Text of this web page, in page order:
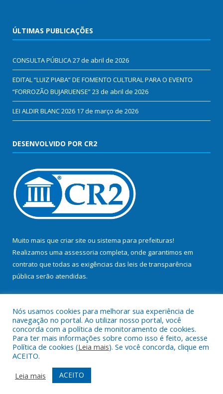
ÚLTIMAS PUBLICAÇÕES
CONSULTA PÚBLICA27 de abril de 2026
EDITAL “LUIZ PIABA” DE FOMENTO CULTURAL PARA O EVENTO
“FORROZÃO BUJARUENSE”23 de abril de 2026
LEI ALDIR BLANC 2026 17 de março de 2026
DESENVOLVIDO POR CR2
Muito mais que criar site ou sistema para prefeituras!
Realizamos uma assessoria completa, onde garantimos em
contrato que todas as exigências das leis de transparência
pública serão atendidas.
Todos os direitos reservados a Prefeitura Municipal de Bujaru.
Mapa do Site
Acessar Área Administrativa
Acessar Webmail
Nós usamos cookies para melhorar sua experiência de
navegação no portal. Ao utilizar nosso portal, você
concorda com a política de monitoramento de cookies.
Para ter mais informações sobre como isso é feito, acesse
Política de cookies (Leia mais). Se você concorda, clique em
ACEITO.
Leia mais
ACEITO